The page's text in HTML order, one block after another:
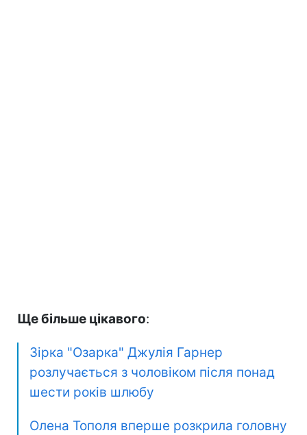
Ще більше цікавого:
Зірка "Озарка" Джулія Гарнер
розлучається з чоловіком після понад
шести років шлюбу
Олена Тополя вперше розкрила головну